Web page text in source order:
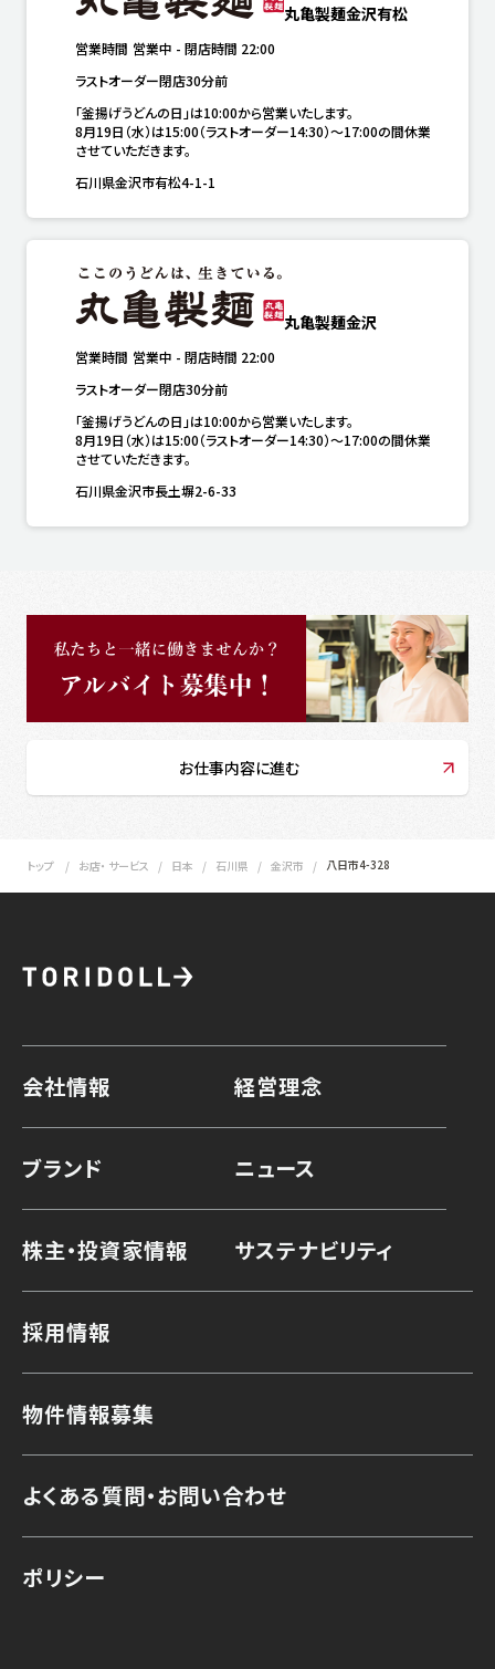
丸亀製麺金沢有松
営業時間 営業中 - 閉店時間 22:00
ラストオーダー閉店30分前
「釜揚げうどんの日」は10:00から営業いたします。
8月19日（水）は15:00（ラストオーダー14:30）～17:00の間休業
させていただきます。
石川県金沢市有松4-1-1
丸亀製麺金沢
営業時間 営業中 - 閉店時間 22:00
ラストオーダー閉店30分前
「釜揚げうどんの日」は10:00から営業いたします。
8月19日（水）は15:00（ラストオーダー14:30）～17:00の間休業
させていただきます。
石川県金沢市長土塀2-6-33
お仕事内容に進む
トップ お店・ サービス 日本 石川県 金沢市 八日市4-328
会社情報 経営理念
ブランド ニュース
株主・投資家情報 サステナビリティ
採用情報
物件情報募集
よくある質問・お問い合わせ
ポリシー